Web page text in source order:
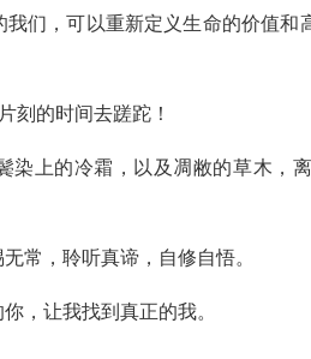
们，可以重新定义生命的价值和
刻的时间去蹉跎！
染上的冷霜，以及凋敝的草木，
常，聆听真谛，自修自悟。
，让我找到真正的我。